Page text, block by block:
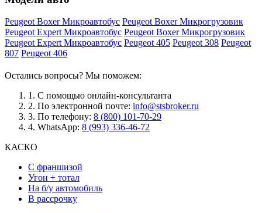
Peugeot Boxer Микроавтобус Peugeot Boxer Микрогрузовик
Peugeot Expert Микроавтобус Peugeot Boxer Микрогрузовик
Peugeot Expert Микроавтобус Peugeot 405 Peugeot 308 Peugeot
807 Peugeot 406
Остались вопросы? Мы поможем:
1. С помощью онлайн-консультанта
2. По электронной почте: info@stsbroker.ru
3. По телефону: 8 (800) 101-70-29
4. WhatsApp: 8 (993) 336-46-72
КАСКО
С франшизой
Угон + тотал
На б/у автомобиль
В рассрочку